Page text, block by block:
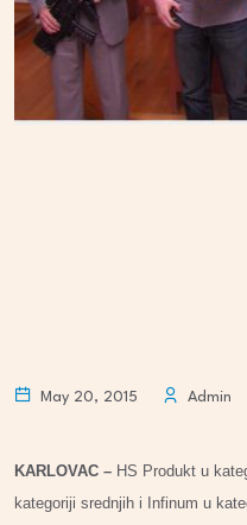
May 20, 2015 Admin
KARLOVAC – HS Produkt u
kategoriji srednjih i Infinum u